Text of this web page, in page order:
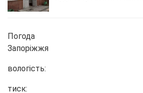
Погода
Запоріжжя
вологість:
тиск: